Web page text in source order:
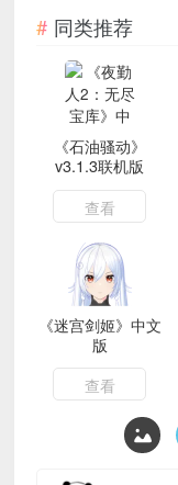
同类推荐
《石油骚动》
v3.1.3联机版
查看
《迷宫剑姬》中文
版
查看